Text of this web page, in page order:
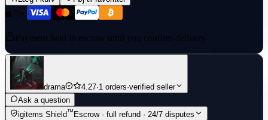
Payment held in escrow until you confirm delivery
drama 4.27·1 orders·verified seller
Ask a question
igitems Shield™ Escrow · full refund · 24/7 disputes